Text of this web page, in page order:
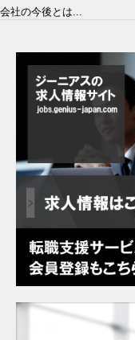
会社の今後とは...